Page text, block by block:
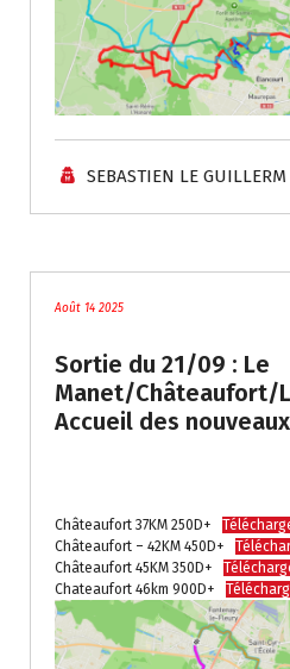
SEBASTIEN LE GUILLERM
Août 14 2025
Sortie du 21/09 : Le
Manet/Châteaufort/
Accueil des
Châteaufort 37KM 250D+
Châteaufort – 42KM 450D+
Châteaufort 45KM 350D+
Chateaufort 46km 900D+